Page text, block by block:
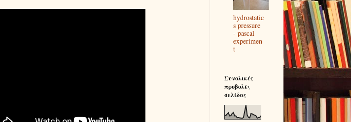
hydrostatic
s pressure
- pascal
experimen
t
Συνολικές
προβολές
σελίδας